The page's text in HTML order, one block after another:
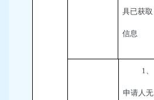
具已获取
信息
1、
申请人无